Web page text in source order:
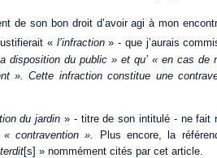
de son bon droit d’avoir agi à mon
« l’infraction» - que j’aurais
disposition du public » et qu’ « en cas de
». Cette infraction constitue une
du jardin » - titre de son intitulé - ne fait
« contravention ». Plus encore, la
[s] » nommément cités par cet article.